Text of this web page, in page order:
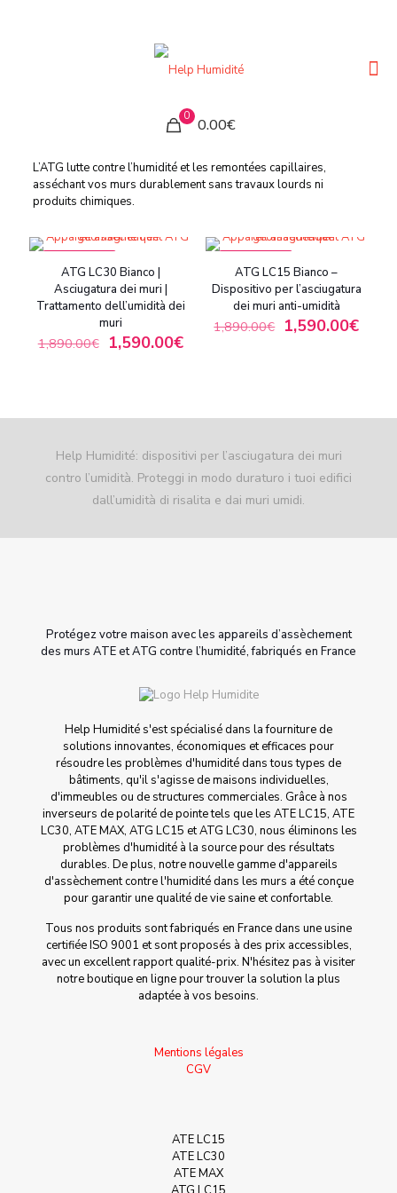
0 0.00€
L’ATG lutte contre l’humidité et les remontées capillaires,
asséchant vos murs durablement sans travaux lourds ni
produits chimiques.
ATG LC30 Bianco |
Asciugatura dei muri |
Trattamento dell’umidità dei
muri
1,890.00€ 1,590.00€
ATG LC15 Bianco –
Dispositivo per l’asciugatura
dei muri anti-umidità
1,890.00€ 1,590.00€
Help Humidité: dispositivi per l’asciugatura dei muri
contro l’umidità. Proteggi in modo duraturo i tuoi edifici
dall’umidità di risalita e dai muri umidi.
Protégez votre maison avec les appareils d’assèchement
des murs ATE et ATG contre l’humidité, fabriqués en France
Help Humidité s'est spécialisé dans la fourniture de
solutions innovantes, économiques et efficaces pour
résoudre les problèmes d'humidité dans tous types de
bâtiments, qu'il s'agisse de maisons individuelles,
d'immeubles ou de structures commerciales. Grâce à nos
inverseurs de polarité de pointe tels que les ATE LC15, ATE
LC30, ATE MAX, ATG LC15 et ATG LC30, nous éliminons les
problèmes d'humidité à la source pour des résultats
durables. De plus, notre nouvelle gamme d'appareils
d'assèchement contre l'humidité dans les murs a été conçue
pour garantir une qualité de vie saine et confortable.
Tous nos produits sont fabriqués en France dans une usine
certifiée ISO 9001 et sont proposés à des prix accessibles,
avec un excellent rapport qualité-prix. N'hésitez pas à visiter
notre boutique en ligne pour trouver la solution la plus
adaptée à vos besoins.
Mentions légales
CGV
ATE LC15
ATE LC30
ATE MAX